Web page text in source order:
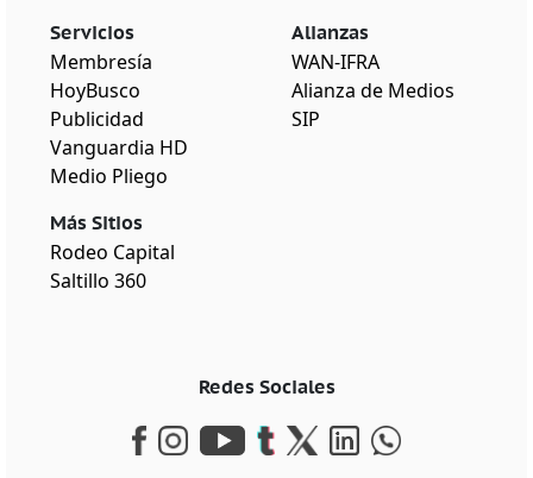
Servicios
Membresía
HoyBusco
Publicidad
Vanguardia HD
Medio Pliego
Más Sitios
Rodeo Capital
Saltillo 360
Alianzas
WAN-IFRA
Alianza de Medios
SIP
Redes Sociales